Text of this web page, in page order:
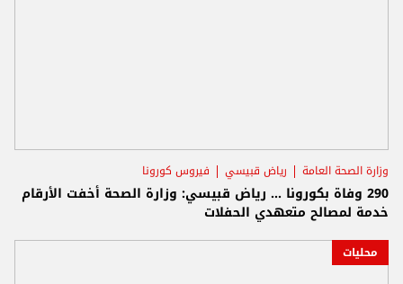
وزارة الصحة العامة رياض قبيسي فيروس كورونا
290 وفاة بكورونا ... رياض قبيسي: وزارة الصحة أخفت الأرقام
خدمة لمصالح متعهدي الحفلات
محليات